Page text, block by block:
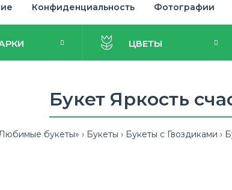
Конфиденциальность Фотографии
ЦВЕТЫ
Букет Яркость
букеты» Букеты Букеты с Гвоздиками